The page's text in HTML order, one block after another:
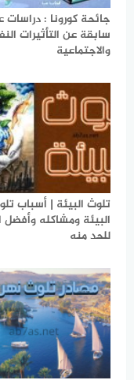
جائحة كورونا : دراسات
سابقة عن التأثيرات
والاجتماعية
تلوث البيئة | أسباب
البيئة ومشاكله وأفضل
للحد منه